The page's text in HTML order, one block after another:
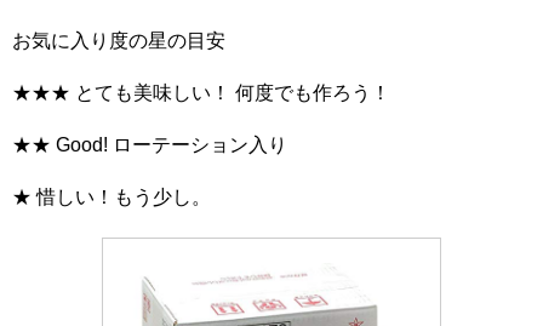
お気に入り度の星の目安
★★★ とても美味しい！ 何度でも作ろう！
★★ Good! ローテーション入り
★ 惜しい！もう少し。